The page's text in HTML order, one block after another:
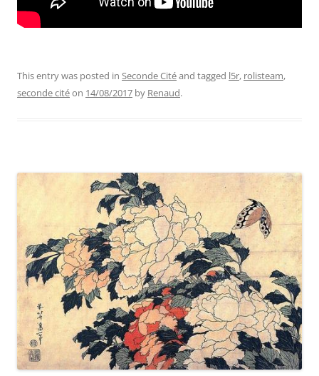
This entry was posted in Seconde Citéand tagged l5r, rolisteam,
seconde citéon 14/08/2017 by Renaud.